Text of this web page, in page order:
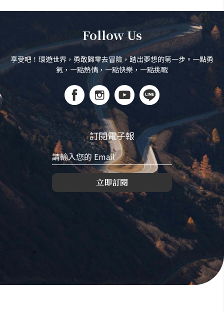
Follow Us
享受吧！環遊世界，勇敢歸零去冒險，踏出夢想的第一步。一點勇
氣，一點熱情，一點快樂，一點挑戰
訂閱電子報
立即訂閱